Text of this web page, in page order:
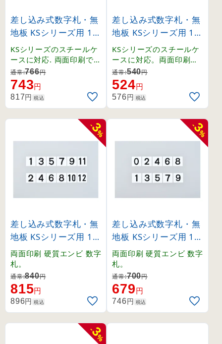
差し込み式数字札・無
地板 KSシリーズ用 15
0mm角 0〜9 5枚1組 (
228013)
KSシリーズのスチールケ
ースに対応. 両面印刷で効
率的に数字を切り替えら
れる硬質塩ビ札。
通常:766円
743円
817円 税込
差し込み式数字札・無
地板 KSシリーズ用 15
0mm角 白無地 6枚1組
(228015)
KSシリーズのスチールケ
ースに対応。両面印刷で
効率的に数字を切り替え
られる硬質塩ビ札。
通常:540円
524円
576円 税込
-
3
%
差し込み式数字札・無
地板 KSシリーズ用 10
0mm角 1〜12 6枚1組
(228021)
両面印刷 硬質エンビ 数字
札。
通常:840円
815円
896円 税込
-
3
%
差し込み式数字札・無
地板 KSシリーズ用 10
0mm角 0〜9 5枚1組 (
228023)
両面印刷 硬質エンビ 数字
札。
通常:700円
679円
746円 税込
-
3
%